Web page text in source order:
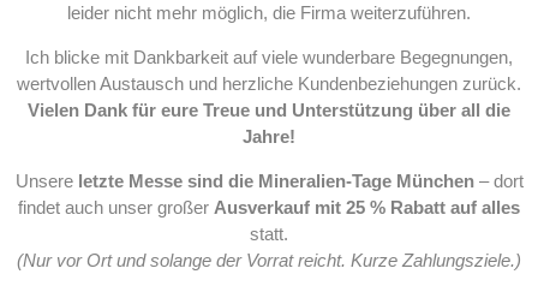
leider nicht mehr möglich, die Firma weiterzuführen.
Ich blicke mit Dankbarkeit auf viele wunderbare Begegnungen,
wertvollen Austausch und herzliche Kundenbeziehungen zurück.
Vielen Dank für eure Treue und Unterstützung über all die
Jahre!
Unsere letzte Messe sind die Mineralien-Tage München– dort
findet auch unser großer Ausverkauf mit 25 % Rabatt auf alles
statt.
(Nur vor Ort und solange der Vorrat reicht. Kurze Zahlungsziele.)